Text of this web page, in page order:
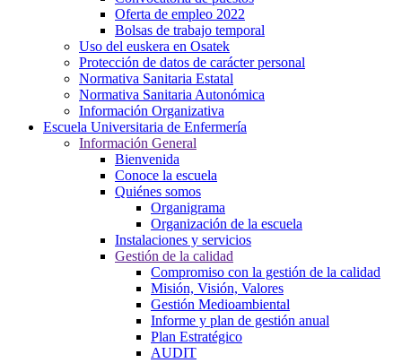
Oferta de empleo 2022
Bolsas de trabajo temporal
Uso del euskera en Osatek
Protección de datos de carácter personal
Normativa Sanitaria Estatal
Normativa Sanitaria Autonómica
Información Organizativa
Escuela Universitaria de Enfermería
Información General
Bienvenida
Conoce la escuela
Quiénes somos
Organigrama
Organización de la escuela
Instalaciones y servicios
Gestión de la calidad
Compromiso con la gestión de la calidad
Misión, Visión, Valores
Gestión Medioambiental
Informe y plan de gestión anual
Plan Estratégico
AUDIT